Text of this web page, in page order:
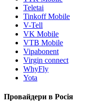
Teletai
Tinkoff Mobile
V-Tell
VK Mobile
VTB Mobile
Vipabonent
Virgin connect
WhyFly
Yota
Провайдери в Росія